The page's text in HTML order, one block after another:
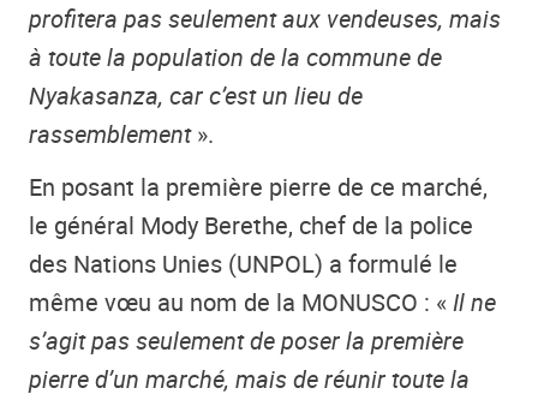
profitera pas seulement aux vendeuses, mais
à toute la population de la commune de
Nyakasanza, car c’est un lieu de
rassemblement».
En posant la première pierre de ce marché,
le général Mody Berethe, chef de la police
des Nations Unies (UNPOL) a formulé le
même vœu au nom de la MONUSCO : «Il ne
s’agit pas seulement de poser la première
pierre d’un marché, mais de réunir toute la